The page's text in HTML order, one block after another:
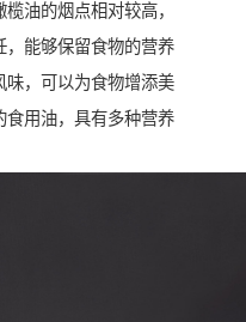
油的烟点相对较高，
，能够保留食物的营养
味，可以为食物增添美
食用油，具有多种营养